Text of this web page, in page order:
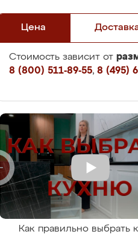
Цена
Стоимость зависит от
8 (800) 511-89-55, 8 (495)
Как правильно выбрать